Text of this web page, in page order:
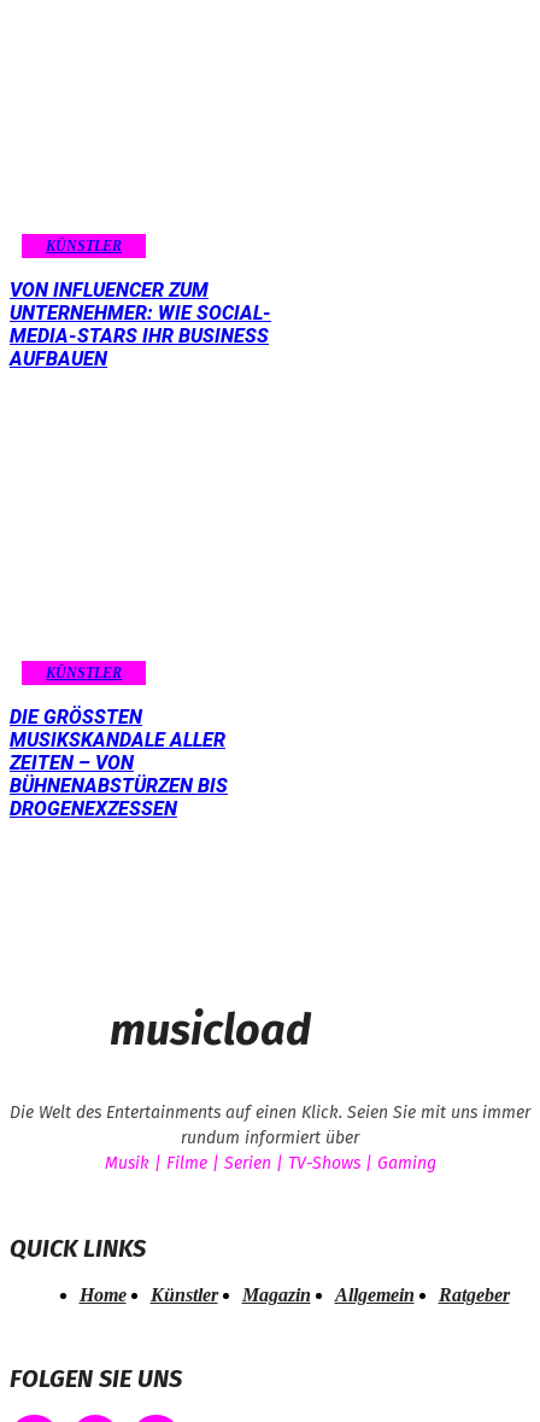
KÜNSTLER
VON INFLUENCER ZUM
UNTERNEHMER: WIE SOCIAL-
MEDIA-STARS IHR BUSINESS
AUFBAUEN
KÜNSTLER
DIE GRÖSSTEN M
USIKSKANDALE ALLER Z
EITEN – VON B
ÜHNENABSTÜRZEN BIS D
ROGENEXZESSEN
musicload
Die Welt des Entertainments auf einen Klick. Seien Sie mit uns immer
rundum informiert über
Musik | Filme | Serien | TV-Shows | Gaming
QUICK LINKS
Home Künstler Magazin Allgemein Ratgeber
FOLGEN SIE UNS